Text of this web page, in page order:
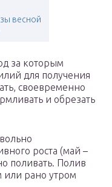
весной
за которым
для получения
своевременно
и обрезать
роста (май –
поливать. Полив
или рано утром